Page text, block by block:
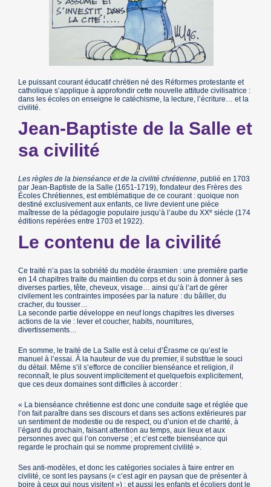
Le puissant courant éducatif chrétien né des Réformes protestante et
catholique s’applique à approfondir cette nouvelle attitude civilisatrice :
dans les écoles on enseigne le catéchisme, la lecture, l’écriture… et la
civilité.
Jean-Baptiste de la Salle et
sa civilité
Les règles de la bienséance et de la civilité chrétienne, publié en 1703
par Jean-Baptiste de la Salle (1651-1719), fondateur des Frères des
Écoles Chrétiennes, est emblématique de ce courant : quoique non
destiné exclusivement aux enfants, ce livre devient une pièce
maîtresse de la pédagogie populaire jusqu’à l’aube du XXe siècle (174
éditions repérées entre 1703 et 1922).
Le contenu de la civilité
Ce traité n’a pas la sobriété du modèle érasmien : une première partie
en 14 chapitres traite du maintien du corps et du soin à donner à ses
diverses parties, tête, cheveux, visage… ainsi qu’à l’art de gérer
civilement les contraintes imposées par la nature : du bâiller, du
cracher, du tousser…
La seconde partie développe en neuf longs chapitres les diverses
actions de la vie : lever et coucher, habits, nourritures,
divertissements…
En somme, le traité de La Salle est à celui d’Érasme ce qu’est le
manuel à l’essai. À la hauteur de vue du premier, il substitue le souci
du détail. Même s’il s’efforce de concilier bienséance et religion, il
reconnaît, le plus souvent implicitement et quelquefois explicitement,
que ces deux domaines sont difficiles à accorder :
« La bienséance chrétienne est donc une conduite sage et réglée que
l’on fait paraître dans ses discours et dans ses actions extérieures par
un sentiment de modestie ou de respect, ou d’union et de charité, à
l’égard du prochain, faisant attention au temps, aux lieux et aux
personnes avec qui l’on converse ; et c’est cette bienséance qui
regarde le prochain qui se nomme proprement civilité ».
Ses anti-modèles, et donc les catégories sociales à faire entrer en
civilité, ce sont les paysans (« c’est agir en paysan que de présenter à
boire à ceux qui nous visitent ») ; et aussi les enfants et écoliers dont le